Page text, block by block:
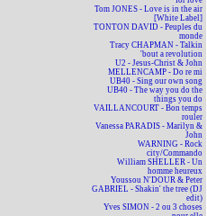
Tom JONES - Love is in the air
[White Label]
TONTON DAVID - Peuples du
monde
Tracy CHAPMAN - Talkin
'bout a revolution
U2 - Jesus-Christ & John
MELLENCAMP - Do re mi
UB40 - Sing our own song
UB40 - The way you do the
things you do
VAILLANCOURT - Bon temps
rouler
Vanessa PARADIS - Marilyn &
John
WARNING - Rock
city/Commando
William SHELLER - Un
homme heureux
Youssou N'DOUR & Peter
GABRIEL - Shakin' the tree (DJ
edit)
Yves SIMON - 2 ou 3 choses